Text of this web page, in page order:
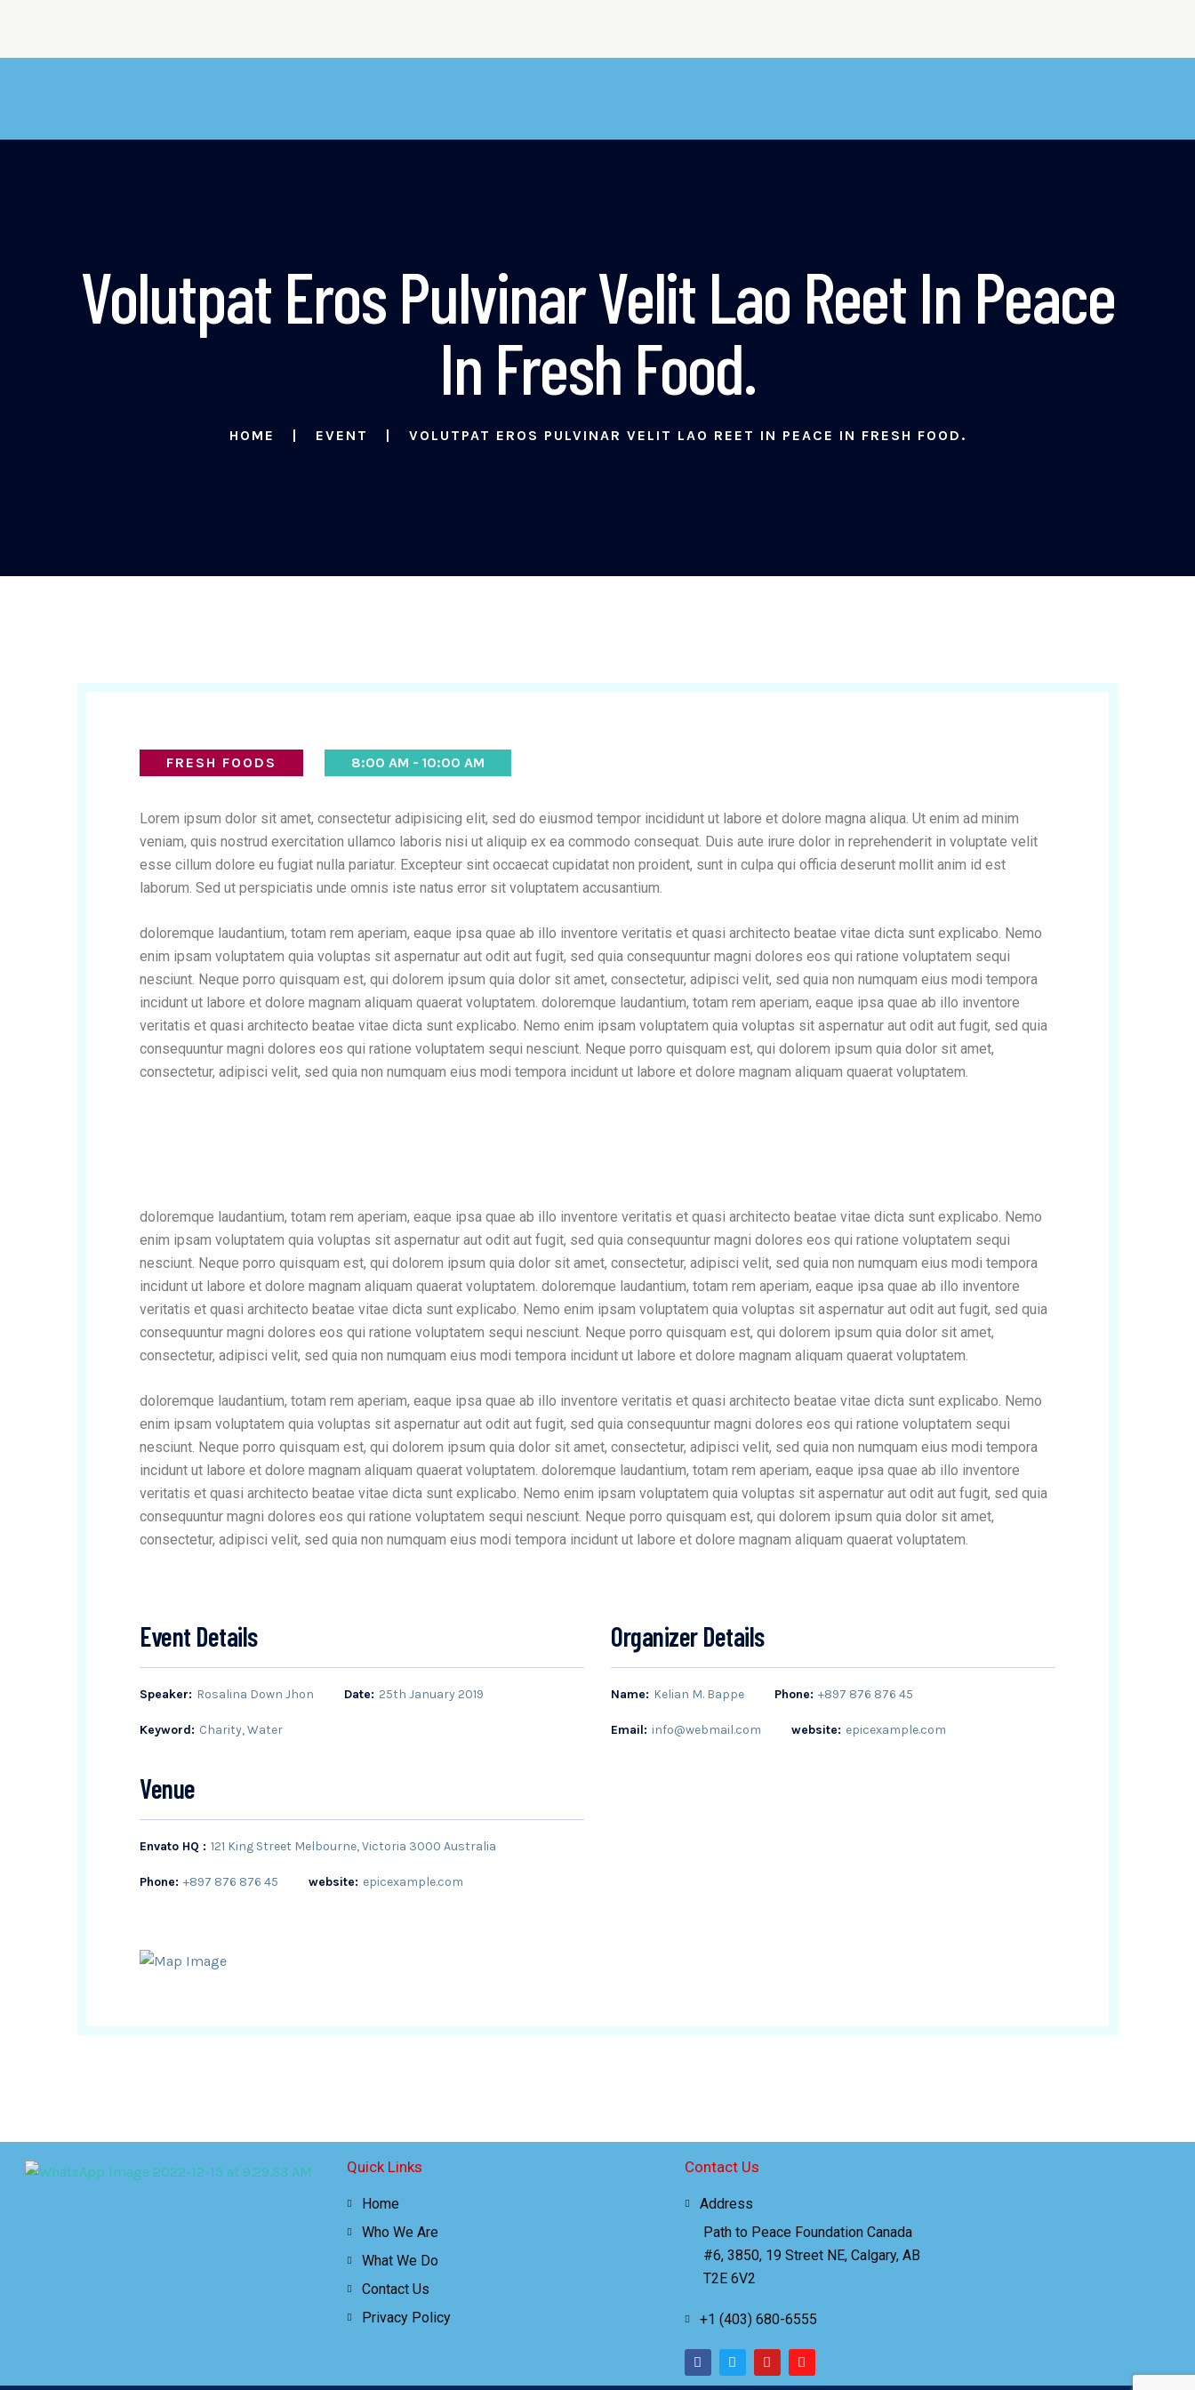
Volutpat Eros Pulvinar Velit Lao Reet In Peace
In Fresh Food.
HOME EVENT VOLUTPAT EROS PULVINAR VELIT LAO REET IN PEACE IN FRESH FOOD.
FRESH FOODS 8:00 AM - 10:00 AM
Lorem ipsum dolor sit amet, consectetur adipisicing elit, sed do eiusmod tempor incididunt ut labore et dolore magna aliqua. Ut enim ad minim
veniam, quis nostrud exercitation ullamco laboris nisi ut aliquip ex ea commodo consequat. Duis aute irure dolor in reprehenderit in voluptate velit
esse cillum dolore eu fugiat nulla pariatur. Excepteur sint occaecat cupidatat non proident, sunt in culpa qui officia deserunt mollit anim id est
laborum. Sed ut perspiciatis unde omnis iste natus error sit voluptatem accusantium.
doloremque laudantium, totam rem aperiam, eaque ipsa quae ab illo inventore veritatis et quasi architecto beatae vitae dicta sunt explicabo. Nemo
enim ipsam voluptatem quia voluptas sit aspernatur aut odit aut fugit, sed quia consequuntur magni dolores eos qui ratione voluptatem sequi
nesciunt. Neque porro quisquam est, qui dolorem ipsum quia dolor sit amet, consectetur, adipisci velit, sed quia non numquam eius modi tempora
incidunt ut labore et dolore magnam aliquam quaerat voluptatem. doloremque laudantium, totam rem aperiam, eaque ipsa quae ab illo inventore
veritatis et quasi architecto beatae vitae dicta sunt explicabo. Nemo enim ipsam voluptatem quia voluptas sit aspernatur aut odit aut fugit, sed quia
consequuntur magni dolores eos qui ratione voluptatem sequi nesciunt. Neque porro quisquam est, qui dolorem ipsum quia dolor sit amet,
consectetur, adipisci velit, sed quia non numquam eius modi tempora incidunt ut labore et dolore magnam aliquam quaerat voluptatem.
doloremque laudantium, totam rem aperiam, eaque ipsa quae ab illo inventore veritatis et quasi architecto beatae vitae dicta sunt explicabo. Nemo
enim ipsam voluptatem quia voluptas sit aspernatur aut odit aut fugit, sed quia consequuntur magni dolores eos qui ratione voluptatem sequi
nesciunt. Neque porro quisquam est, qui dolorem ipsum quia dolor sit amet, consectetur, adipisci velit, sed quia non numquam eius modi tempora
incidunt ut labore et dolore magnam aliquam quaerat voluptatem. doloremque laudantium, totam rem aperiam, eaque ipsa quae ab illo inventore
veritatis et quasi architecto beatae vitae dicta sunt explicabo. Nemo enim ipsam voluptatem quia voluptas sit aspernatur aut odit aut fugit, sed quia
consequuntur magni dolores eos qui ratione voluptatem sequi nesciunt. Neque porro quisquam est, qui dolorem ipsum quia dolor sit amet,
consectetur, adipisci velit, sed quia non numquam eius modi tempora incidunt ut labore et dolore magnam aliquam quaerat voluptatem.
doloremque laudantium, totam rem aperiam, eaque ipsa quae ab illo inventore veritatis et quasi architecto beatae vitae dicta sunt explicabo. Nemo
enim ipsam voluptatem quia voluptas sit aspernatur aut odit aut fugit, sed quia consequuntur magni dolores eos qui ratione voluptatem sequi
nesciunt. Neque porro quisquam est, qui dolorem ipsum quia dolor sit amet, consectetur, adipisci velit, sed quia non numquam eius modi tempora
incidunt ut labore et dolore magnam aliquam quaerat voluptatem. doloremque laudantium, totam rem aperiam, eaque ipsa quae ab illo inventore
veritatis et quasi architecto beatae vitae dicta sunt explicabo. Nemo enim ipsam voluptatem quia voluptas sit aspernatur aut odit aut fugit, sed quia
consequuntur magni dolores eos qui ratione voluptatem sequi nesciunt. Neque porro quisquam est, qui dolorem ipsum quia dolor sit amet,
consectetur, adipisci velit, sed quia non numquam eius modi tempora incidunt ut labore et dolore magnam aliquam quaerat voluptatem.
Event Details
Speaker: Rosalina Down Jhon Date: 25th January 2019
Keyword: Charity, Water
Organizer Details
Name: Kelian M. Bappe Phone: +897 876 876 45
Email: info@webmail.com website: epicexample.com
Venue
Envato HQ : 121 King Street Melbourne, Victoria 3000 Australia
Phone: +897 876 876 45 website: epicexample.com
Quick Links
Home
Who We Are
What We Do
Contact Us
Privacy Policy
Contact Us
Address
Path to Peace Foundation Canada
#6, 3850, 19 Street NE, Calgary, AB
T2E 6V2
+1 (403) 680-6555